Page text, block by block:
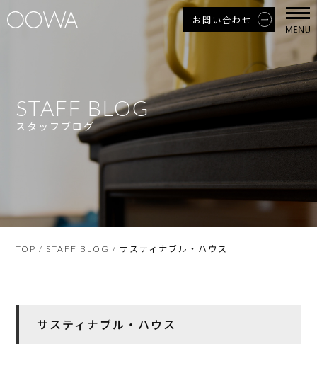
お問い合わせ
STAFF BLOG
スタッフブログ
TOP / STAFF BLOG /サスティナブル・ハウス
サスティナブル・ハウス